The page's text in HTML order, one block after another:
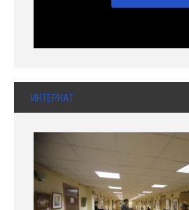
ИНТЕРНАТ